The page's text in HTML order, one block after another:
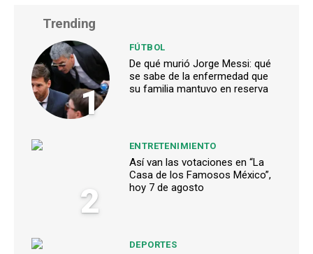
Trending
1
FÚTBOL
De qué murió Jorge Messi: qué
se sabe de la enfermedad que
su familia mantuvo en reserva
2
ENTRETENIMIENTO
Así van las votaciones en “La
Casa de los Famosos México”,
hoy 7 de agosto
DEPORTES